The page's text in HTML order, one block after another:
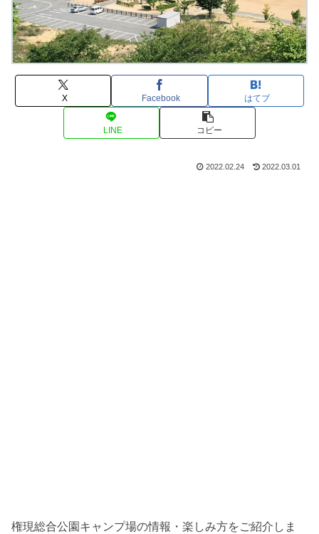
X Facebook はてブ
LINE コピー
2022.02.24 2022.03.01
権現総合公園キャンプ場の情報・楽しみ方をご紹介しま